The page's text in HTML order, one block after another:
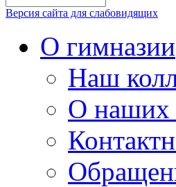
Версия сайта для слабовидящих
О гимназии
Наш
О наших